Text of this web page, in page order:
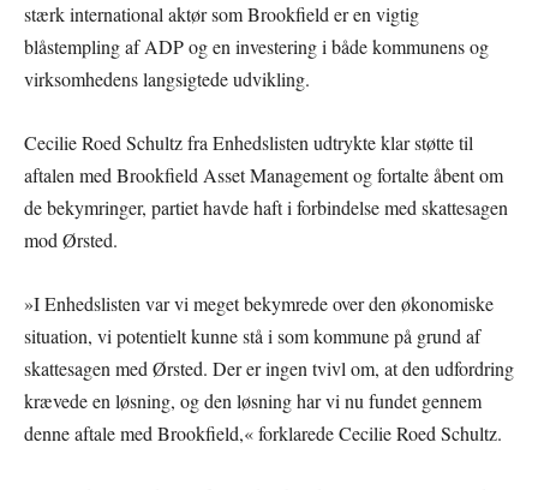
stærk international aktør som Brookfield er en vigtig
blåstempling af ADP og en investering i både kommunens og
virksomhedens langsigtede udvikling.
Cecilie Roed Schultz fra Enhedslisten udtrykte klar støtte til
aftalen med Brookfield Asset Management og fortalte åbent om
de bekymringer, partiet havde haft i forbindelse med skattesagen
mod Ørsted.
»I Enhedslisten var vi meget bekymrede over den økonomiske
situation, vi potentielt kunne stå i som kommune på grund af
skattesagen med Ørsted. Der er ingen tvivl om, at den udfordring
krævede en løsning, og den løsning har vi nu fundet gennem
denne aftale med Brookfield,« forklarede Cecilie Roed Schultz.